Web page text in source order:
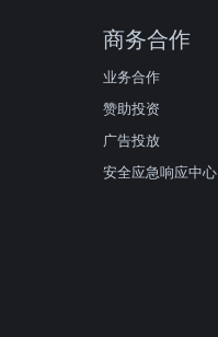
商务合作
业务合作
赞助投资
广告投放
安全应急响应中心